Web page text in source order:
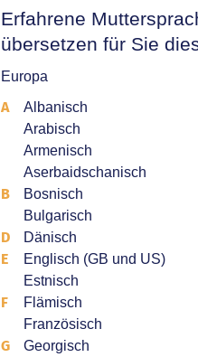
Erfahrene
übersetzen für Sie
Europa
A
Albanisch
Arabisch
Armenisch
Aserbaidschanisch
B
Bosnisch
Bulgarisch
D Dänisch
E
Englisch (GB und US)
Estnisch
F
Flämisch
Französisch
G
Georgisch